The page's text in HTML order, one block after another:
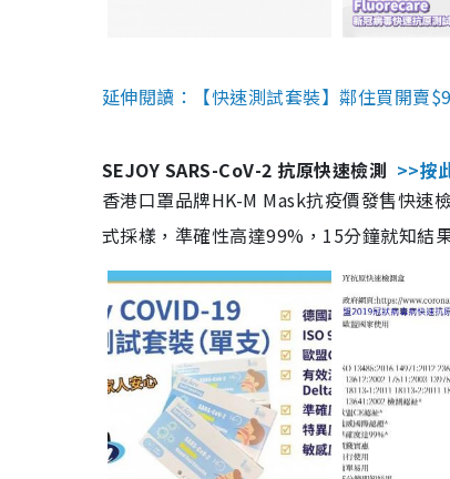
延伸閱讀：【快速測試套裝】鄰住買開賣
SEJOY SARS-CoV-2 抗原快速檢測 >>按
香港口罩品牌HK-M Mask抗疫價發售快速
式採樣，準確性高達99%，15分鐘就知結